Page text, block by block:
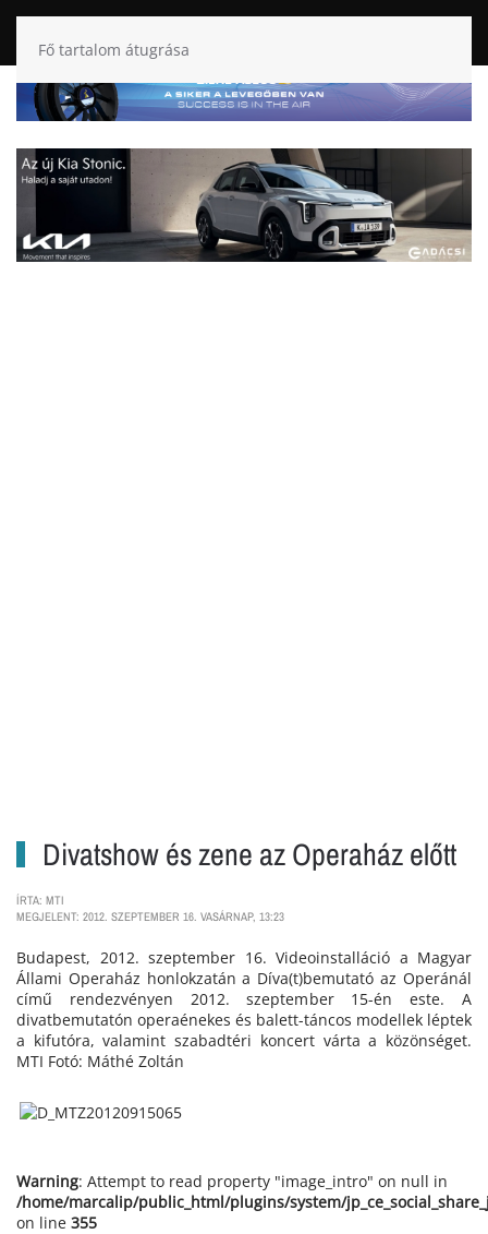
Fő tartalom átugrása
Divatshow és zene az Operaház előtt
ÍRTA: MTI
MEGJELENT: 2012. SZEPTEMBER 16. VASÁRNAP, 13:23
Budapest, 2012. szeptember 16. Videoinstalláció a Magyar
Állami Operaház honlokzatán a Díva(t)bemutató az Operánál
című rendezvényen 2012. szeptember 15-én este. A
divatbemutatón operaénekes és balett-táncos modellek léptek
a kifutóra, valamint szabadtéri koncert várta a közönséget.
MTI Fotó: Máthé Zoltán
Warning: Attempt to read property "image_intro" on null in
/home/marcalip/public_html/plugins/system/
on line 355